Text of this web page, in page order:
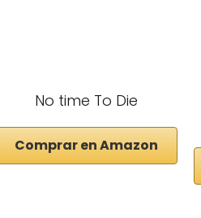
No time To Die
Comprar en Amazon